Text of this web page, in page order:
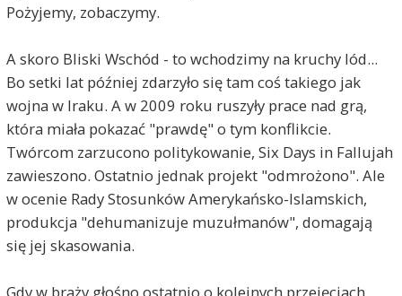
Pożyjemy, zobaczymy.
A skoro Bliski Wschód - to wchodzimy na kruchy lód...
Bo setki lat później zdarzyło się tam coś takiego jak
wojna w Iraku. A w 2009 roku ruszyły prace nad grą,
która miała pokazać "prawdę" o tym konflikcie.
Twórcom zarzucono politykowanie, Six Days in Fallujah
zawieszono. Ostatnio jednak projekt "odmrożono". Ale
w ocenie Rady Stosunków Amerykańsko-Islamskich,
produkcja "dehumanizuje muzułmanów", domagają
się jej skasowania.